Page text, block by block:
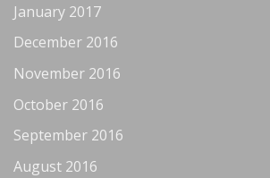
January 2017
December 2016
November 2016
October 2016
September 2016
August 2016